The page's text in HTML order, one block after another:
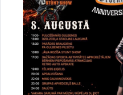
Esi pirmais,
Piesakies jaunumu